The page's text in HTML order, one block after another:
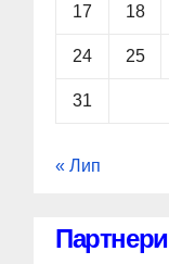
17 18
24 25
31
« Лип
Партнери